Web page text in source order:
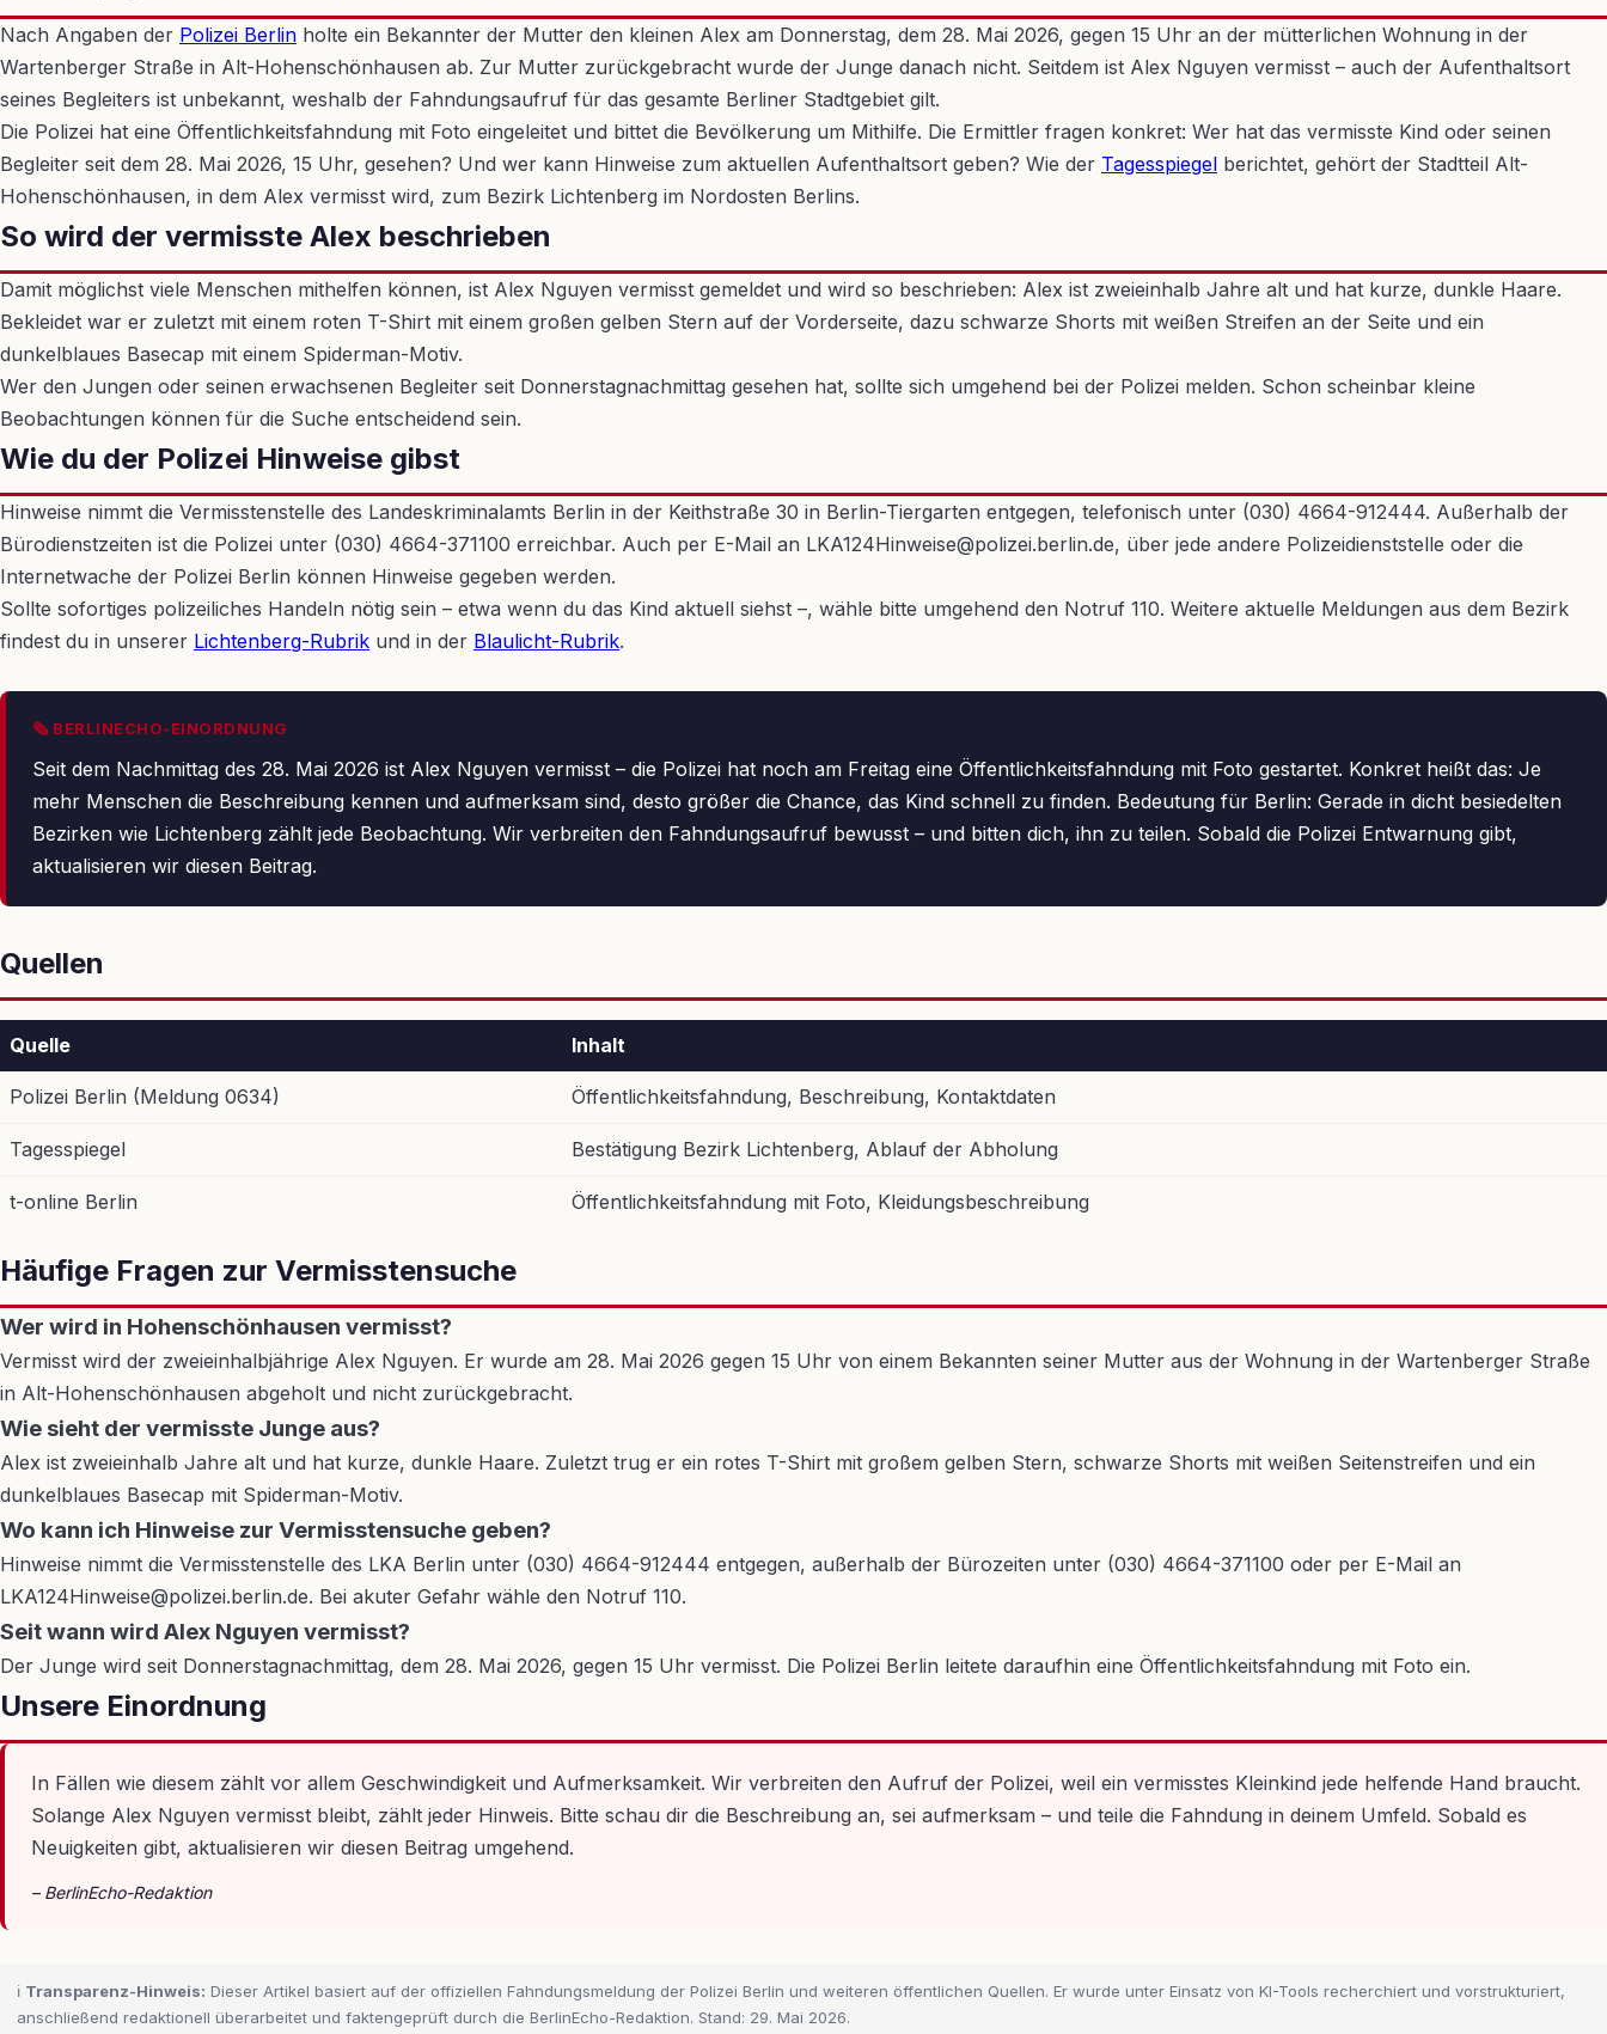
Nach Angaben der Polizei Berlin holte ein Bekannter der Mutter den kleinen Alex am Donnerstag, dem 28. Mai 2026, gegen 15 Uhr an der mütterlichen Wohnung in der
Wartenberger Straße in Alt-Hohenschönhausen ab. Zur Mutter zurückgebracht wurde der Junge danach nicht. Seitdem ist Alex Nguyen vermisst – auch der Aufenthaltsort
seines Begleiters ist unbekannt, weshalb der Fahndungsaufruf für das gesamte Berliner Stadtgebiet gilt.
Die Polizei hat eine Öffentlichkeitsfahndung mit Foto eingeleitet und bittet die Bevölkerung um Mithilfe. Die Ermittler fragen konkret: Wer hat das vermisste Kind oder seinen
Begleiter seit dem 28. Mai 2026, 15 Uhr, gesehen? Und wer kann Hinweise zum aktuellen Aufenthaltsort geben? Wie der Tagesspiegel berichtet, gehört der Stadtteil Alt-
Hohenschönhausen, in dem Alex vermisst wird, zum Bezirk Lichtenberg im Nordosten Berlins.
So wird der vermisste Alex beschrieben
Damit möglichst viele Menschen mithelfen können, ist Alex Nguyen vermisst gemeldet und wird so beschrieben: Alex ist zweieinhalb Jahre alt und hat kurze, dunkle Haare.
Bekleidet war er zuletzt mit einem roten T-Shirt mit einem großen gelben Stern auf der Vorderseite, dazu schwarze Shorts mit weißen Streifen an der Seite und ein
dunkelblaues Basecap mit einem Spiderman-Motiv.
Wer den Jungen oder seinen erwachsenen Begleiter seit Donnerstagnachmittag gesehen hat, sollte sich umgehend bei der Polizei melden. Schon scheinbar kleine
Beobachtungen können für die Suche entscheidend sein.
Wie du der Polizei Hinweise gibst
Hinweise nimmt die Vermisstenstelle des Landeskriminalamts Berlin in der Keithstraße 30 in Berlin-Tiergarten entgegen, telefonisch unter (030) 4664-912444. Außerhalb der
Bürodienstzeiten ist die Polizei unter (030) 4664-371100 erreichbar. Auch per E-Mail an LKA124Hinweise@polizei.berlin.de, über jede andere Polizeidienststelle oder die
Internetwache der Polizei Berlin können Hinweise gegeben werden.
Sollte sofortiges polizeiliches Handeln nötig sein – etwa wenn du das Kind aktuell siehst –, wähle bitte umgehend den Notruf 110. Weitere aktuelle Meldungen aus dem Bezirk
findest du in unserer Lichtenberg-Rubrik und in der Blaulicht-Rubrik.
🗞 BERLINECHO-EINORDNUNG
Seit dem Nachmittag des 28. Mai 2026 ist Alex Nguyen vermisst – die Polizei hat noch am Freitag eine Öffentlichkeitsfahndung mit Foto gestartet. Konkret heißt das: Je
mehr Menschen die Beschreibung kennen und aufmerksam sind, desto größer die Chance, das Kind schnell zu finden. Bedeutung für Berlin: Gerade in dicht besiedelten
Bezirken wie Lichtenberg zählt jede Beobachtung. Wir verbreiten den Fahndungsaufruf bewusst – und bitten dich, ihn zu teilen. Sobald die Polizei Entwarnung gibt,
aktualisieren wir diesen Beitrag.
Quellen
Quelle Inhalt
Polizei Berlin (Meldung 0634) Öffentlichkeitsfahndung, Beschreibung, Kontaktdaten
Tagesspiegel Bestätigung Bezirk Lichtenberg, Ablauf der Abholung
t-online Berlin Öffentlichkeitsfahndung mit Foto, Kleidungsbeschreibung
Häufige Fragen zur Vermisstensuche
Wer wird in Hohenschönhausen vermisst?
Vermisst wird der zweieinhalbjährige Alex Nguyen. Er wurde am 28. Mai 2026 gegen 15 Uhr von einem Bekannten seiner Mutter aus der Wohnung in der Wartenberger Straße
in Alt-Hohenschönhausen abgeholt und nicht zurückgebracht.
Wie sieht der vermisste Junge aus?
Alex ist zweieinhalb Jahre alt und hat kurze, dunkle Haare. Zuletzt trug er ein rotes T-Shirt mit großem gelben Stern, schwarze Shorts mit weißen Seitenstreifen und ein
dunkelblaues Basecap mit Spiderman-Motiv.
Wo kann ich Hinweise zur Vermisstensuche geben?
Hinweise nimmt die Vermisstenstelle des LKA Berlin unter (030) 4664-912444 entgegen, außerhalb der Bürozeiten unter (030) 4664-371100 oder per E-Mail an
LKA124Hinweise@polizei.berlin.de. Bei akuter Gefahr wähle den Notruf 110.
Seit wann wird Alex Nguyen vermisst?
Der Junge wird seit Donnerstagnachmittag, dem 28. Mai 2026, gegen 15 Uhr vermisst. Die Polizei Berlin leitete daraufhin eine Öffentlichkeitsfahndung mit Foto ein.
Unsere Einordnung
In Fällen wie diesem zählt vor allem Geschwindigkeit und Aufmerksamkeit. Wir verbreiten den Aufruf der Polizei, weil ein vermisstes Kleinkind jede helfende Hand braucht.
Solange Alex Nguyen vermisst bleibt, zählt jeder Hinweis. Bitte schau dir die Beschreibung an, sei aufmerksam – und teile die Fahndung in deinem Umfeld. Sobald es
Neuigkeiten gibt, aktualisieren wir diesen Beitrag umgehend.
– BerlinEcho-Redaktion
ℹ️ Transparenz-Hinweis: Dieser Artikel basiert auf der offiziellen Fahndungsmeldung der Polizei Berlin und weiteren öffentlichen Quellen. Er wurde unter Einsatz von KI-Tools recherchiert und vorstrukturiert,
anschließend redaktionell überarbeitet und faktengeprüft durch die BerlinEcho-Redaktion. Stand: 29. Mai 2026.